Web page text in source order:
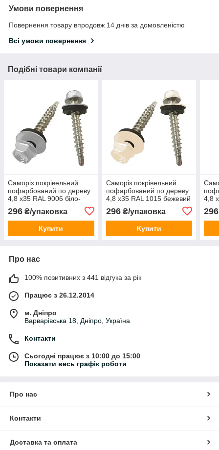
Умови повернення
Повернення товару впродовж 14 днів за домовленістю
Всі умови повернення
Подібні товари компанії
Саморіз покрівельний
пофарбований по дереву
4,8 х35 RAL 9006 біло-
296 ₴/упаковка
Купити
Саморіз покрівельний
пофарбований по дереву
4,8 х35 RAL 1015 бежевий
296₴/упаковка
Купити
4,8
296
Про нас
100% позитивних з 441 відгука за рік
Працює з 26.12.2014
м. Дніпро
Варварівська 18, Дніпро, Україна
Контакти
Сьогодні працює з 10:00 до 15:00
Показати весь графік роботи
Про нас
Контакти
Доставка та оплата